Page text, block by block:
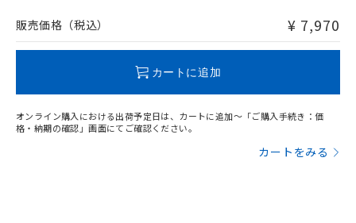
問い合わせください。
販売価格（税込） ¥ 7,970
カートに追加
オンライン購入における出荷予定日は、カートに追加～「ご購入手続き：価
格・納期の確認」画面にてご確認ください。
カートをみる